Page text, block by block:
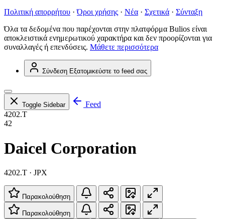
Πολιτική απορρήτου · Όροι χρήσης · Νέα · Σχετικά · Σύνταξη
Όλα τα δεδομένα που παρέχονται στην πλατφόρμα Bulios είναι
αποκλειστικά ενημερωτικού χαρακτήρα και δεν προορίζονται για
συναλλαγές ή επενδύσεις. Μάθετε περισσότερα
Σύνδεση Εξατομικεύστε το feed σας
Toggle Sidebar
Feed
4202.T
42
Daicel Corporation
4202.T · JPX
Παρακολούθηση
Παρακολούθηση